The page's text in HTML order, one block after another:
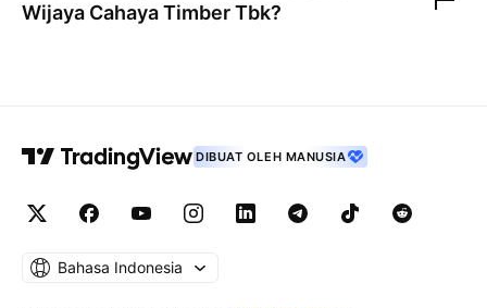
Wijaya Cahaya Timber Tbk?
DIBUAT OLEH MANUSIA
Bahasa Indonesia